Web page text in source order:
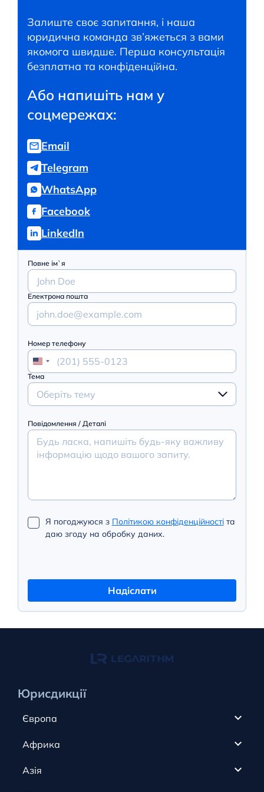
Залиште своє запитання, і наша
юридична команда зв’яжеться з вами
якомога швидше. Перша консультація
безплатна та конфіденційна.
Або напишіть нам у
соцмережах:
Email
Telegram
WhatsApp
Facebook
LinkedIn
Повне ім`я
Електрона пошта
Номер телефону
Тема
Оберіть тему
Повідомлення / Деталі
Я погоджуюся з Політикою конфіденційностіта
даю згоду на обробку даних.
Надіслати
Юрисдикції
Європа
Кіпр
Африка
Канада
Азія